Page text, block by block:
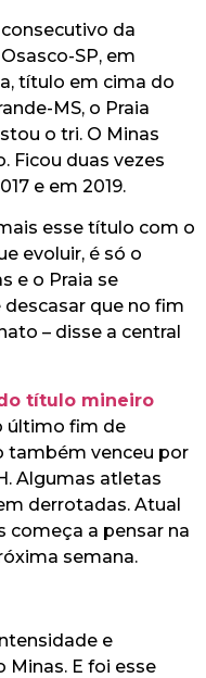
da
SP, em
título em cima do
MS, o Praia
o tri. O Minas
Ficou duas vezes
e em 2019.
esse título com o
evoluir, é só o
e o Praia se
que no fim
– disse a central
título mineiro
último fim de
também venceu por
Algumas atletas
derrotadas. Atual
começa a pensar na
semana.
e
Minas. E foi esse